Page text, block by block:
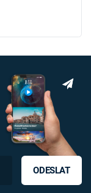
ODESLAT